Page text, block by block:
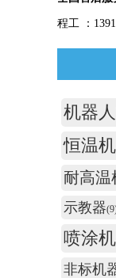
程工 ：
机器
恒温
耐高温
示教器
喷涂
非标机